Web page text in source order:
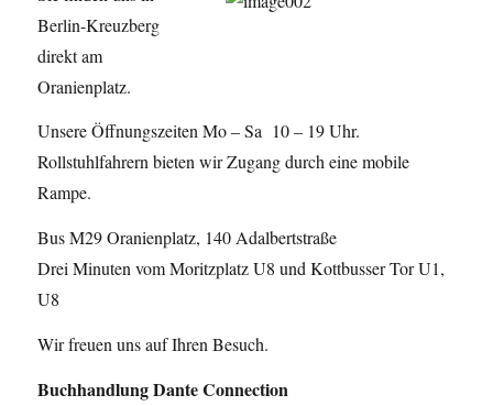
Berlin-Kreuzberg
direkt am
Oranienplatz.
Unsere Öffnungszeiten Mo – Sa 10 – 19 Uhr.
Rollstuhlfahrern bieten wir Zugang durch eine mobile
Rampe.
Bus M29 Oranienplatz, 140 Adalbertstraße
Drei Minuten vom Moritzplatz U8 und Kottbusser Tor U1,
U8
Wir freuen uns auf Ihren Besuch.
Buchhandlung Dante Connection